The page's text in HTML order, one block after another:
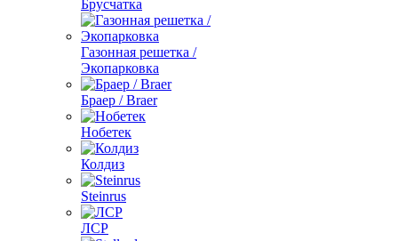
Брусчатка
Газонная решетка /
Экопарковка
Браер / Braer
Нобетек
Колдиз
Steinrus
ЛСР